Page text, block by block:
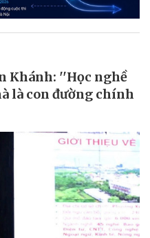
Khánh: ''Học nghề
là con đường chính